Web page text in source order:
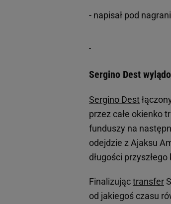
- napisał pod
Sergino Dest
Sergino Dest
przez całe okienko
funduszy na
odejdzie z Ajaksu
długości
Finalizująctransfer
od jakiegoś czasu